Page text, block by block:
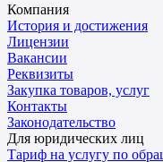
Компания
История и достижения
Лицензии
Вакансии
Реквизиты
Закупка товаров, услуг
Контакты
Законодательство
Для юридических лиц
Тариф на услугу по